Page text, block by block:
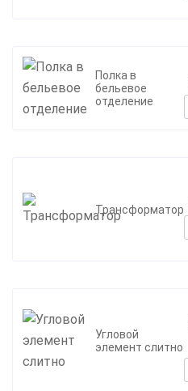
Полка в
бельевое
отделение
Трансформатор
Угловой
элемент слитно